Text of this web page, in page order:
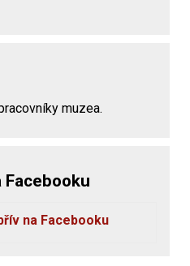
muzea.
Facebooku
na Facebooku